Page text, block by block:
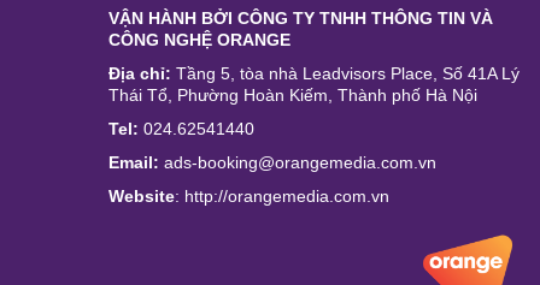
VẬN HÀNH BỞI CÔNG TY TNHH THÔNG TIN VÀ
CÔNG NGHỆ ORANGE
Địa chỉ: Tầng 5, tòa nhà Leadvisors Place, Số 41A Lý
Thái Tổ, Phường Hoàn Kiếm, Thành phố Hà Nội
Tel: 024.62541440
Email: ads-booking@orangemedia.com.vn
Website: http://orangemedia.com.vn